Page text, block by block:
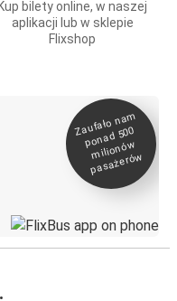
Kup bilety online, w naszej
aplikacji lub w sklepie
Flixshop
Zaufało na
m
ponad 500
milionó
w
pasażeró
w